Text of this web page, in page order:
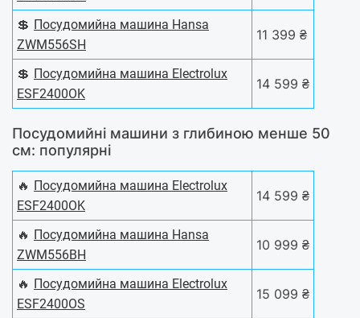
💲 Посудомийна машина Hansa
ZWM556SH
11 399 ₴
💲 Посудомийна машина Electrolux
ESF2400OK
14 599 ₴
Посудомийні машини з глибиною менше 50
см: популярні
🔥 Посудомийна машина Electrolux
ESF2400OK
14 599 ₴
🔥 Посудомийна машина Hansa
ZWM556BH
10 999 ₴
🔥 Посудомийна машина Electrolux
ESF2400OS
15 099 ₴